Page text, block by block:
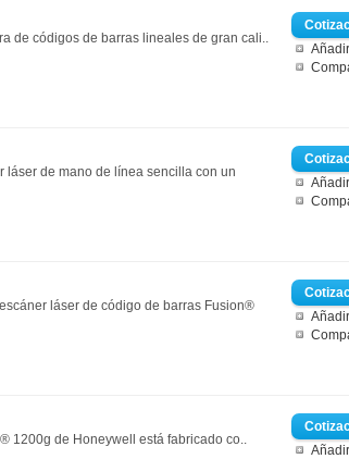
de códigos de barras lineales de gran cali..
de mano de línea sencilla con un
láser de código de barras Fusion®
1200g de Honeywell está fabricado co..